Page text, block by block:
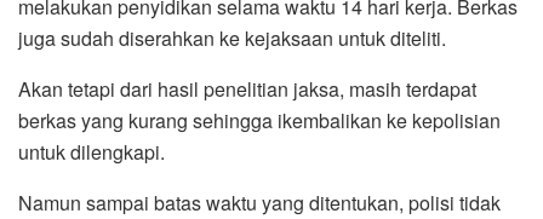
melakukan penyidikan selama waktu 14 hari kerja. Berkas
juga sudah diserahkan ke kejaksaan untuk diteliti.
Akan tetapi dari hasil penelitian jaksa, masih terdapat
berkas yang kurang sehingga ikembalikan ke kepolisian
untuk dilengkapi.
Namun sampai batas waktu yang ditentukan, polisi tidak